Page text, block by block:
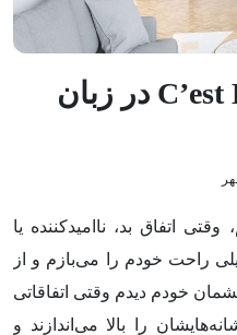
معنی واقعی C’est La Vie در زبان
اتفاق بد، ناامیدکننده یا
راحت خودم را می‌بازم و از
خودم دیدم وقتی اتفاقاتی
را بالا می‌اندازند و